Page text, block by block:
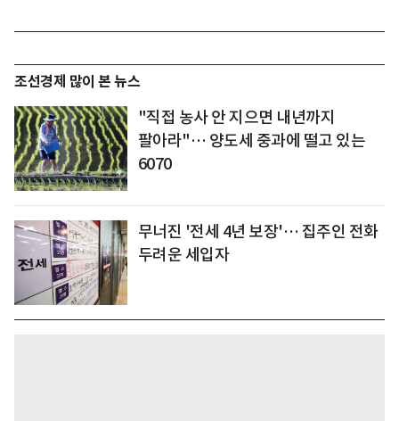
조선경제 많이 본 뉴스
"직접 농사 안 지으면 내년까지
팔아라"… 양도세 중과에 떨고 있는
6070
무너진 '전세 4년 보장'… 집주인 전화
두려운 세입자